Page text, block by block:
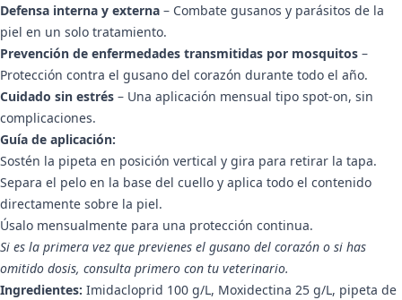
Defensa interna y externa – Combate gusanos y parásitos de la
piel en un solo tratamiento.
Prevención de enfermedades transmitidas por mosquitos –
Protección contra el gusano del corazón durante todo el año.
Cuidado sin estrés – Una aplicación mensual tipo spot-on, sin
complicaciones.
Guía de aplicación:
Sostén la pipeta en posición vertical y gira para retirar la tapa.
Separa el pelo en la base del cuello y aplica todo el contenido
directamente sobre la piel.
Úsalo mensualmente para una protección continua.
Si es la primera vez que previenes el gusano del corazón o si has
omitido dosis, consulta primero con tu veterinario.
Ingredientes: Imidacloprid 100 g/L, Moxidectina 25 g/L, pipeta de